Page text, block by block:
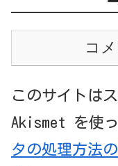
コ
このサイトは
Akismet を使っ
タの処理方法